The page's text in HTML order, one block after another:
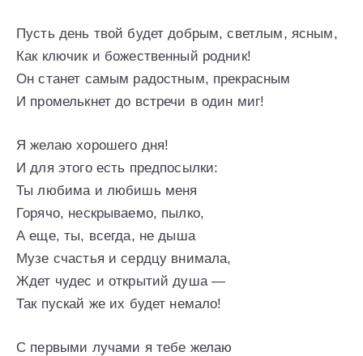
Пусть день твой будет добрым, светлым, ясным,
Как ключик и божественный родник!
Он станет самым радостным, прекрасным
И промелькнет до встречи в один миг!
Я желаю хорошего дня!
И для этого есть предпосылки:
Ты любима и любишь меня
Горячо, нескрываемо, пылко,
А еще, ты, всегда, не дыша
Музе счастья и сердцу внимала,
Ждет чудес и открытий душа —
Так пускай же их будет немало!
С первыми лучами я тебе желаю